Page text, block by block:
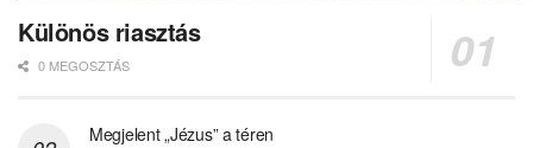
Különös riasztás
0 MEGOSZTÁS
Megjelent „Jézus” a téren